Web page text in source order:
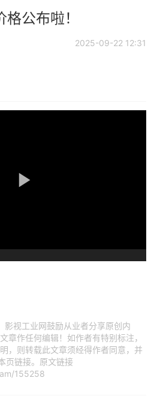
公布啦！
2025-09-22 12:31
影视工业网鼓励从业者分享原创内
章作任何编辑！如作者有特别标注，
，则转载此文章须经得作者同意，并
页链接。原文链接
155258